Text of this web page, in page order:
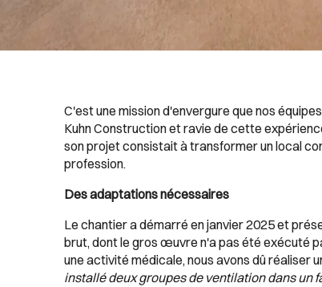
C'est une mission d'envergure que nos
Kuhn Construction et ravie de cette
son projet consistait à transformer un local
profession.
Des adaptations nécessaires
Le chantier a démarré en janvier 2025 et
brut, dont le gros œuvre n'a pas été exécuté
une activité médicale, nous avons dû réaliser
installé deux groupes de ventilation dans un